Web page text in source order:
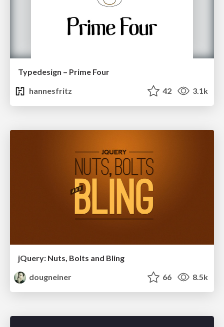
Typedesign – Prime Four
hannesfritz
42 3.1k
jQuery: Nuts, Bolts and Bling
dougneiner
66 8.5k